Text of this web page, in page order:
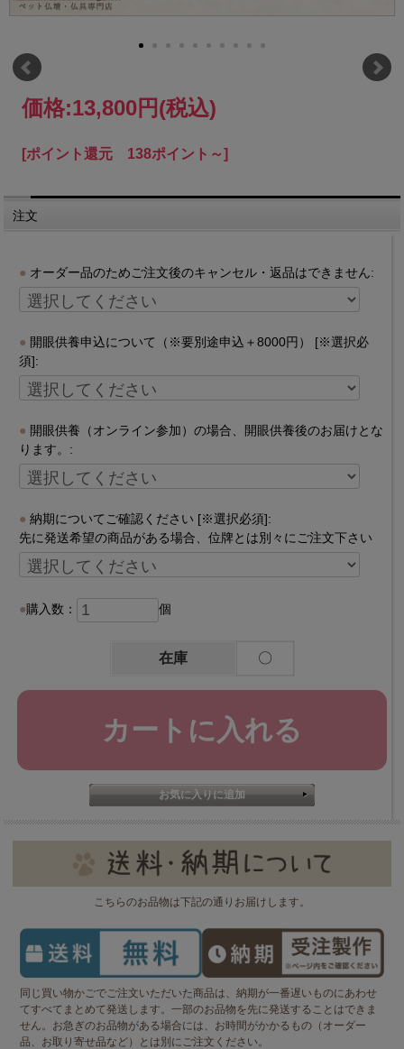
価格:13,800円(税込)
[ポイント還元 138ポイント～]
注文
オーダー品のためご注文後のキャンセル・返品はできません:
開眼供養申込について（※要別途申込＋8000円） [※選択必
須]:
開眼供養（オンライン参加）の場合、開眼供養後のお届けとな
ります。:
納期についてご確認ください [※選択必須]:
先に発送希望の商品がある場合、位牌とは別々にご注文下さい
購入数： 個
在庫 〇
こちらのお品物は下記の通りお届けします。
同じ買い物かごでご注文いただいた商品は、納期が一番遅いものにあわせ
てすべてまとめて発送します。一部のお品物を先に発送することはできま
せん。お急ぎのお品物がある場合には、お時間がかかるもの（オーダー
品、お取り寄せ品など）とは別にご注文ください。